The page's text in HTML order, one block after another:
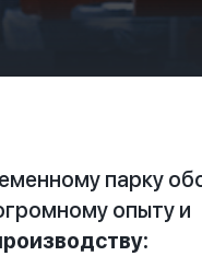
парку
опыту и